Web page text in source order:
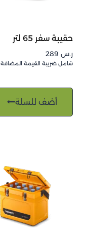
حقيبة سفر 65 لتر
ر.س
شامل ضريبة القيمة المضافة
أضف للسلة